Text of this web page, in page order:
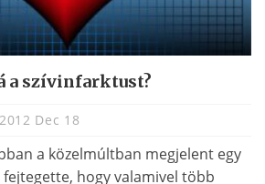
a szívinfarktust?
2012 Dec 18
a közelmúltban megjelent egy
hogy valamivel több